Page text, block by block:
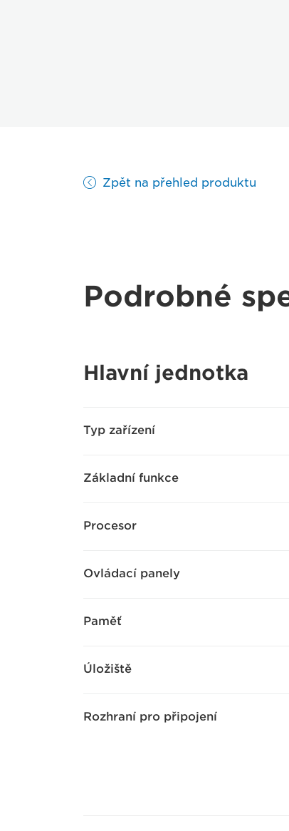
Zpět na přehled produktu
Podrobné
Hlavní jednotka
Typ zařízení
Základní funkce
Procesor
Ovládací panely
Paměť
Úložiště
Rozhraní pro připojení